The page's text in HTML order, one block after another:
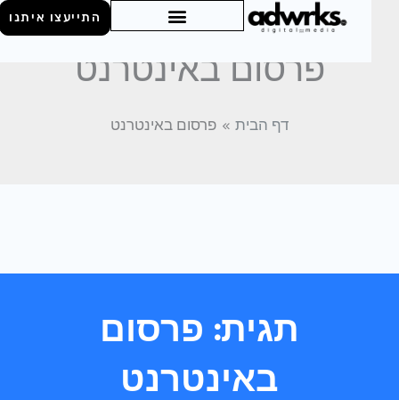
התייעצו איתנו
פרסום באינטרנט
דף הבית פרסום באינטרנט
תגית: פרסום
באינטרנט